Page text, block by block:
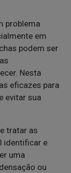
problema
em
podem ser
Nesta
eficazes para
evitar sua
tratar as
identificar e
uma
ou